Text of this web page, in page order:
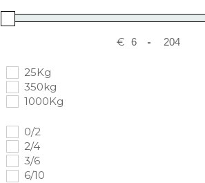
€ -
25Kg
350kg
1000Kg
0/2
2/4
3/6
6/10